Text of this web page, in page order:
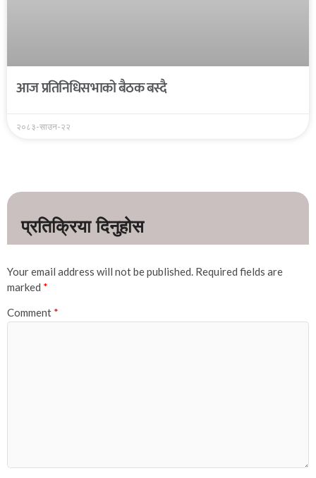
आज प्रतिनिधिसभाको बैठक बस्दै
२०८३-साउन-२२
Your email address will not be published. Required fields are
marked *
Comment *